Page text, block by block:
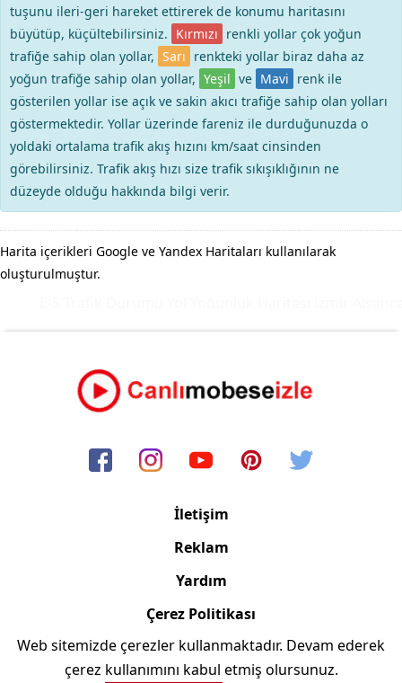
tuşunu ileri-geri hareket ettirerek de konumu haritasını
büyütüp, küçültebilirsiniz. Kırmızı renkli yollar çok yoğun
trafiğe sahip olan yollar, Sarı renkteki yollar biraz daha az
yoğun trafiğe sahip olan yollar, Yeşil ve Mavi renk ile
gösterilen yollar ise açık ve sakin akıcı trafiğe sahip olan yolları
göstermektedir. Yollar üzerinde fareniz ile durduğunuzda o
yoldaki ortalama trafik akış hızını km/saat cinsinden
görebilirsiniz. Trafik akış hızı size trafik sıkışıklığının ne
düzeyde olduğu hakkında bilgi verir.
Harita içerikleri Google ve Yandex Haritaları kullanılarak
oluşturulmuştur.
İletişim
Reklam
Yardım
Çerez Politikası
Copyright © 2006/2024 Canlimobeseizle.com
Web sitemizde çerezler kullanmaktadır. Devam ederek
çerez kullanımını kabul etmiş olursunuz.